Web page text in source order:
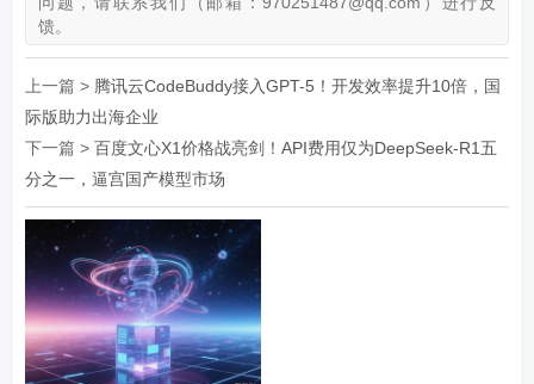
馈。
上一篇 > 腾讯云CodeBuddy接入GPT-5！开发效率提升10倍，国
际版助力出海企业
下一篇 > 百度文心X1价格战亮剑！API费用仅为DeepSeek-R1五
分之一，逼宫国产模型市场